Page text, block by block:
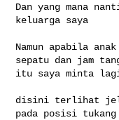
Dan yang mana
keluarga saya
Namun apabila
sepatu dan jam
itu saya minta
disini terlihat
pada posisi